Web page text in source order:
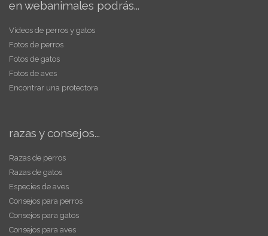
en webanimales podrás...
Vídeos de perros y gatos
Fotos de perros
Fotos de gatos
Fotos de aves
Encontrar una protectora
razas y consejos...
Razas de perros
Razas de gatos
Especies de aves
Consejos para perros
Consejos para gatos
Consejos para aves